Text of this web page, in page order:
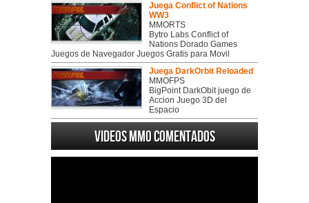
Juega Conflict of Nations
WW3
MMORTS
Bytro Labs Conflict of
Nations Dorado Games
Juegos de Navegador Juegos Gratis para Movil
Juega DarkOrbit Reloaded
MMOFPS
BigPoint DarkObit juego de
Accion Juego 3D del
Espacio
Videos MMO Comentados